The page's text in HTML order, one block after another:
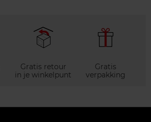
Gratis retour
in je winkelpunt
Gratis
verpakking